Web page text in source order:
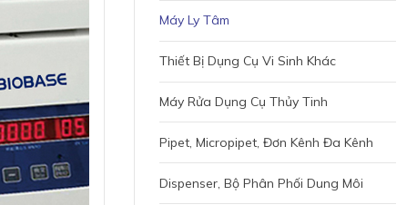
Máy Ly Tâm
Thiết Bị Dụng Cụ Vi Sinh Khác
Máy Rửa Dụng Cụ Thủy Tinh
Pipet, Micropipet, Đơn Kênh Đa Kênh
Dispenser, Bộ Phân Phối Dung Môi